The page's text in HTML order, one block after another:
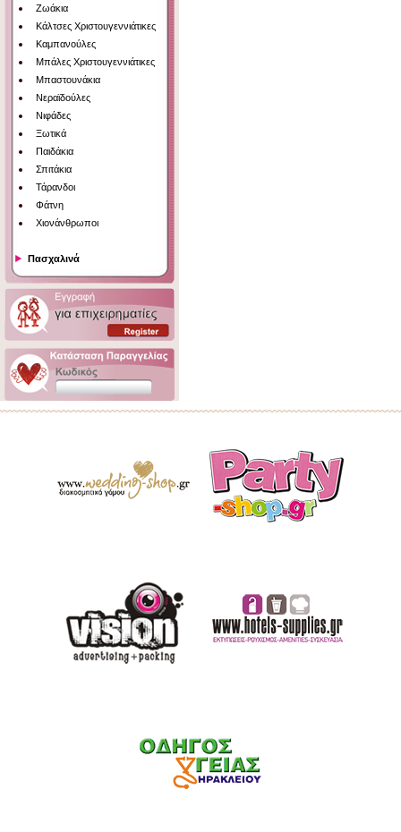
Ζωάκια
Κάλτσες Χριστουγεννιάτικες
Καμπανούλες
Μπάλες Χριστουγεννιάτικες
Μπαστουνάκια
Νεραϊδούλες
Νιφάδες
Ξωτικά
Παιδάκια
Σπιτάκια
Τάρανδοι
Φάτνη
Χιονάνθρωποι
Πασχαλινά